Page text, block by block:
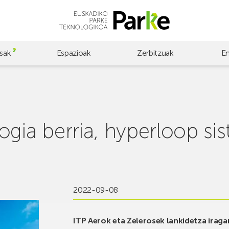
Espazioak Zerbitzuak
berria, hyperloop
2022-09-08
ITP Aerok eta Zelerosek lankidetza